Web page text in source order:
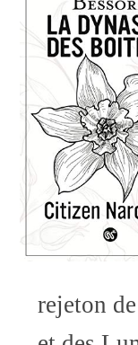
rejeton